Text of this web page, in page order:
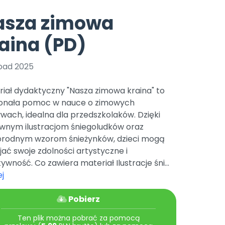
Archiwalne numery
Pomoc
Nowości
Zapowiedzi
Promocje
czerwca 2024 r. uzyskała
r. Nr decyzji:
Online.
Pomoc zwierzętom
Książka (dla) Przedszkolaka
TikTok
Zobacz nas na TikToku
YouTube
zimowa
(PD)
2025
dydaktyczny "Nasza zimowa kraina" to
pomoc w nauce o zimowych
idealna dla przedszkolaków. Dzięki
ilustracjom śniegoludków oraz
wzorom śnieżynków, dzieci mogą
swoje zdolności artystyczne i
Co zawiera materiał Ilustracje śni...
Pobierz
Ten plik można pobrać za pomocą